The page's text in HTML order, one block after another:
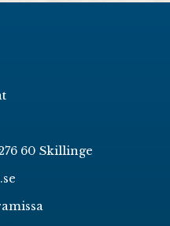
60 Skillinge